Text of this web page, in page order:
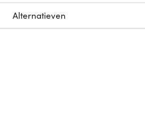
Alternatieven